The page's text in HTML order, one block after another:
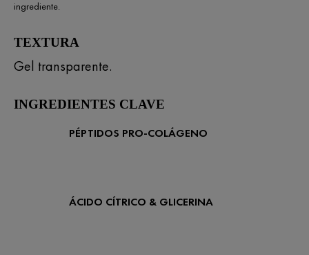
ingrediente​.
TEXTURA
Gel transparente.
INGREDIENTES CLAVE
PÉPTIDOS PRO-COLÁGENO
ÁCIDO CÍTRICO & GLICERINA